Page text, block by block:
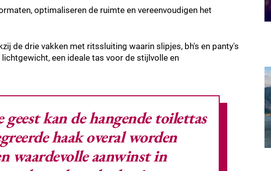
optimaliseren de ruimte en vereenvoudigen het
de drie vakken met ritssluiting waarin slipjes, bh's en panty's
een ideale tas voor de stijlvolle en
kan dehangende toilettas
haak overal worden
waardevolle aanwinst in